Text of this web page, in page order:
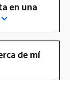
en una
de mí